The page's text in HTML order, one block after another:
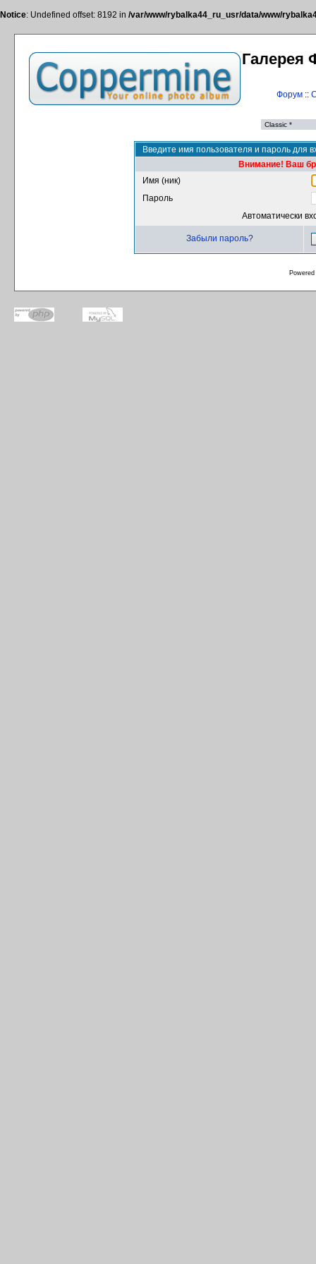
Notice: Undefined offset: 8192 in /var/www/rybalka44_ru_usr/data/www/
Галерея
Форум::
Введите имя пользователя и пароль для
Внимание! Ваш
Имя (ник)
Пароль
Автоматически
Забыли пароль?